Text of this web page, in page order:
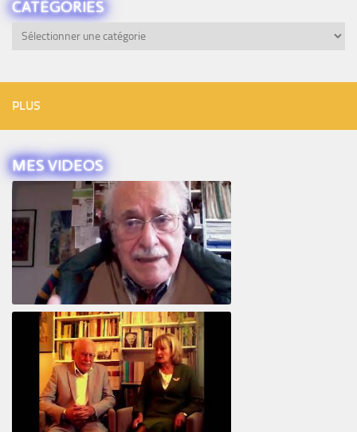
CATÉGORIES
Catégories
PLUS
MES VIDEOS
Intervista ad Alberto Eiguer